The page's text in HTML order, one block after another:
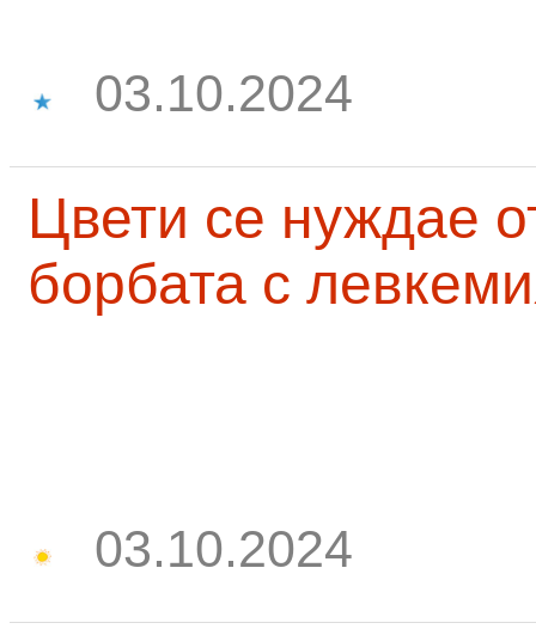
03.10.2024
Цвети се нуждае
борбата с
03.10.2024